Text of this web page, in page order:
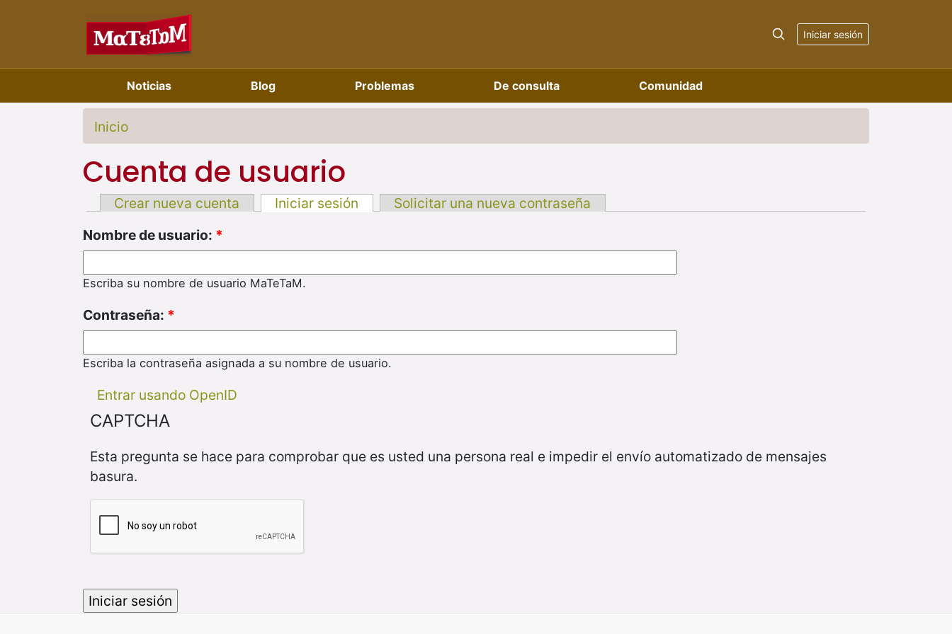
Iniciar sesión
Noticias Blog Problemas De consulta Comunidad
Inicio
Cuenta de usuario
Crear nueva cuenta Iniciar sesión
Solicitar una nueva contraseña
Nombre de usuario: *
Escriba su nombre de usuario MaTeTaM.
Contraseña: *
Escriba la contraseña asignada a su nombre de usuario.
Entrar usando OpenID
CAPTCHA
Esta pregunta se hace para comprobar que es usted una persona real e impedir el envío automatizado de mensajes
basura.